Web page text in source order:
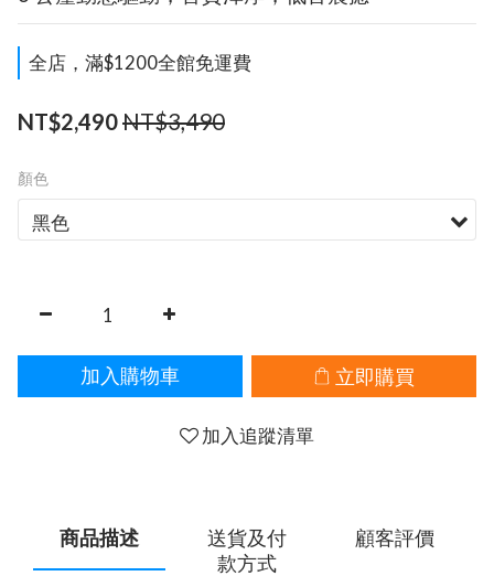
全店，滿$1200全館免運費
NT$2,490NT$3,490
顏色
加入購物車 立即購買
加入追蹤清單
商品描述
送貨及付
款方式
顧客評價